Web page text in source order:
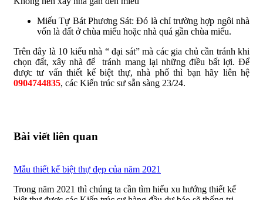
Miếu Tự Bát Phương Sát: Đó là chỉ trường hợp ngôi nhà
vốn là đất ở chùa miếu hoặc nhà quá gần chùa miếu.
Trên đây là 10 kiểu nhà “ đại sát” mà các gia chủ cần tránh khi
chọn đất, xây nhà để tránh mang lại những điều bất lợi. Để
được tư vấn thiết kế biệt thự, nhà phố thì bạn hãy liên hệ
0904744835, các Kiến trúc sư sẵn sàng 23/24.
Bài viết liên quan
Mẫu thiết kế biệt thự đẹp của năm 2021
Trong năm 2021 thì chúng ta cần tìm hiểu xu hướng thiết kế